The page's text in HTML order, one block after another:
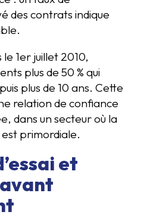
des contrats indique
1er juillet 2010,
plus de 50 % qui
plus de 10 ans. Cette
relation de confiance
dans un secteur où la
primordiale.
et